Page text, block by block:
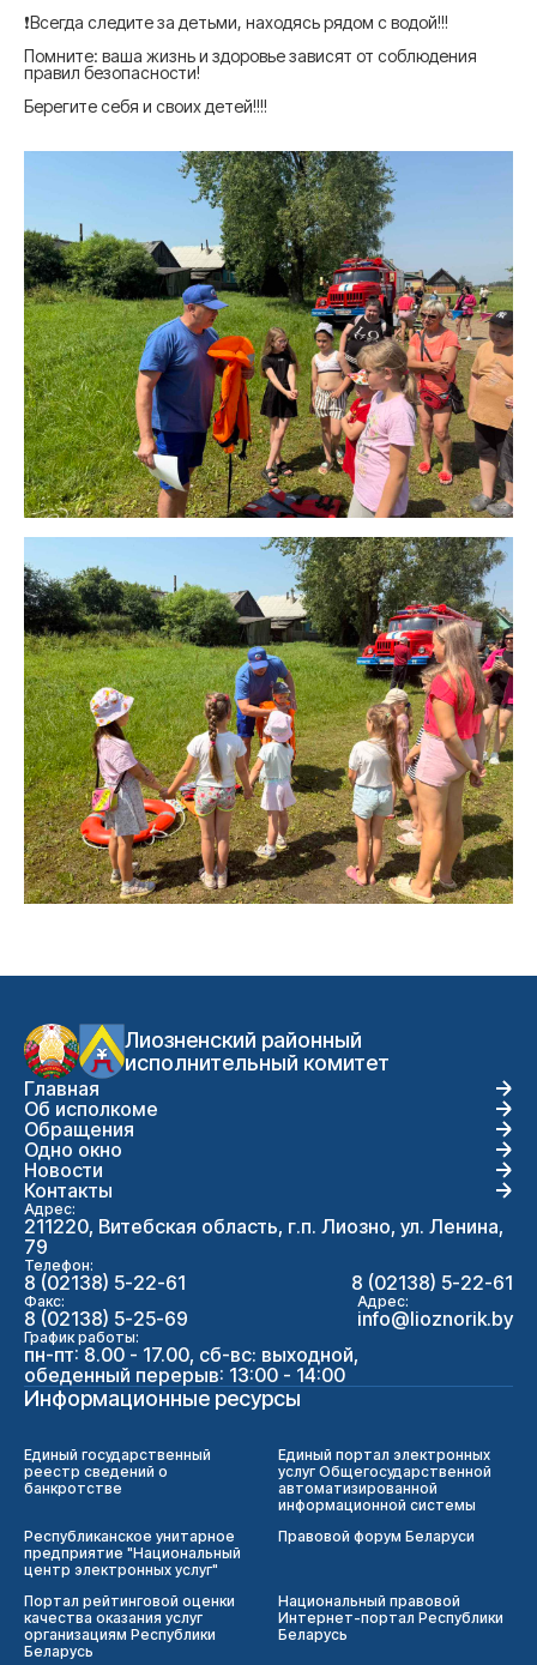
❗️Всегда следите за детьми, находясь рядом с водой!!!
Помните: ваша жизнь и здоровье зависят от соблюдения
правил безопасности!
Берегите себя и своих детей!!!!
Лиозненский районный
исполнительный комитет
Главная
Об исполкоме
Обращения
Одно окно
Новости
Контакты
Адрес:
211220, Витебская область, г.п. Лиозно, ул. Ленина,
79
Телефон:
8 (02138) 5-22-61 8 (02138) 5-22-61
Факс:
8 (02138) 5-25-69
Адрес:
info@lioznorik.by
График работы:
пн-пт: 8.00 - 17.00, сб-вс: выходной,
обеденный перерыв: 13:00 - 14:00
Информационные ресурсы
Единый государственный
реестр сведений о
банкротстве
Единый портал электронных
услуг Общегосударственной
автоматизированной
информационной системы
Республиканское унитарное
предприятие "Национальный
центр электронных услуг"
Правовой форум Беларуси
Портал рейтинговой оценки
качества оказания услуг
организациям Республики
Беларусь
Национальный правовой
Интернет-портал Республики
Беларусь